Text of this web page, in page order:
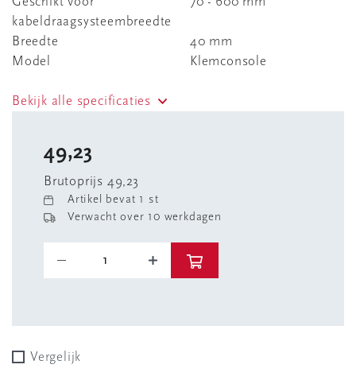
kabeldraagsysteembreedte
Breedte
40 mm
Model
Klemconsole
Bekijk alle specificaties
49,23
Brutoprijs 49,23
Artikel bevat 1 st
Verwacht over 10 werkdagen
Vergelijk